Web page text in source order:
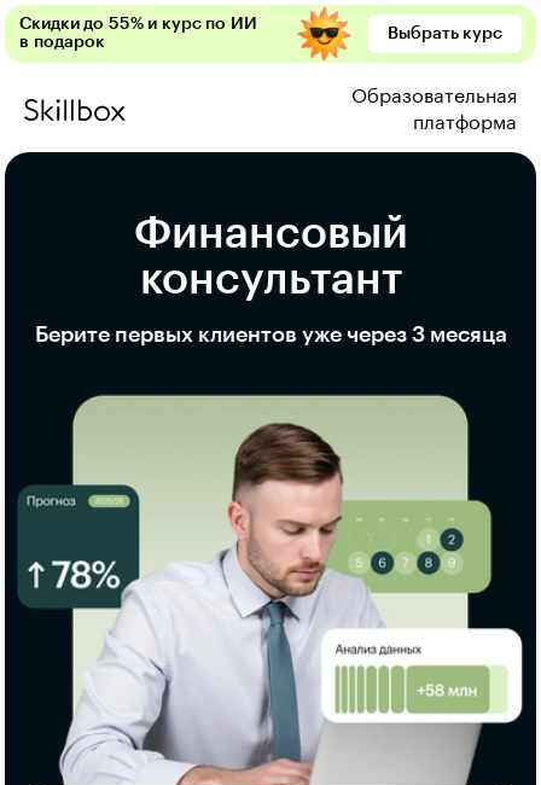
Скидки до 55% и курс по ИИ
в подарок
Выбрать курс
Образовательная
платформа
Финансовый
консультант
Берите первых клиентов уже через 3 месяца